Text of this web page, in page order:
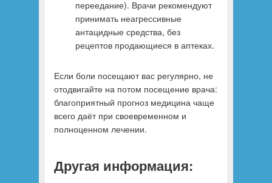
переедание). Врачи рекомендуют
принимать неагрессивные
антацидные средства, без
рецептов продающиеся в аптеках.
Если боли посещают вас регулярно, не
отодвигайте на потом посещение врача:
благоприятный прогноз медицина чаще
всего даёт при своевременном и
полноценном лечении.
Другая информация: